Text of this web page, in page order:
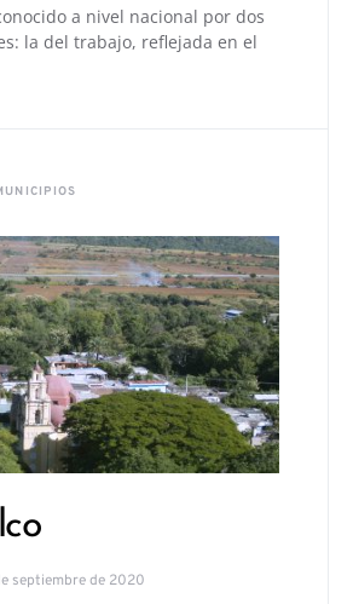
a nivel nacional por dos
la del trabajo, reflejada en el
septiembre de 2020